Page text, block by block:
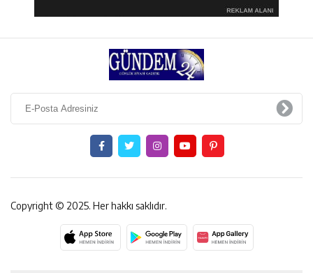
Copyright © 2025. Her hakkı saklıdır.